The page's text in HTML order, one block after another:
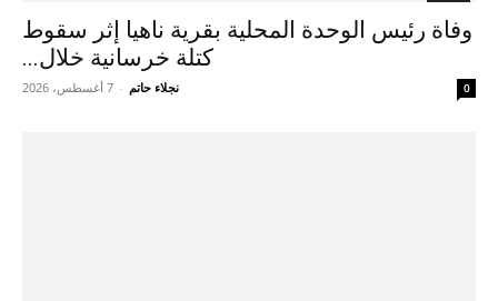
وفاة رئيس الوحدة المحلية بقرية ناهيا إثر سقوط
كتلة خرسانية خلال...
نجلاء حاتم - 7 أغسطس، 2026 0